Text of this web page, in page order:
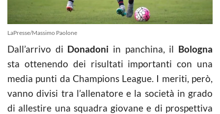
LaPresse/Massimo Paolone
Dall’arrivo di Donadoni in panchina, il Bologna
sta ottenendo dei risultati importanti con una
media punti da Champions League. I meriti, però,
vanno divisi tra l’allenatore e la società in grado
di allestire una squadra giovane e di prospettiva